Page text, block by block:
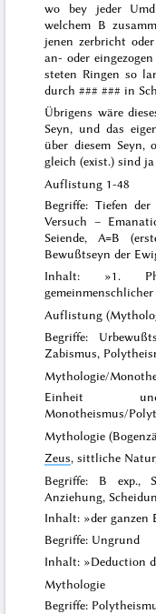
wo bey jeder
welchem B
jenen zerbricht
an- oder
steten Ringen so
durch### ### in
Übrigens wäre
Seyn, und das
über diesem Seyn,
gleich (exist.) sind
Auflistung 1-48
Begriffe: Tiefen
Versuch –
Seiende, A=B
Bewußtseyn der
Inhalt: »1.
Auflistung
Begriffe:
Zabismus,
Mythologie/
Einheit
Monotheismus/
Mythologie
Zeus, sittliche
Begriffe: B exp.,
Anziehung,
Inhalt: »der ganzen
Begriffe: Ungrund
Inhalt: »Deduction
Mythologie
Begriffe: